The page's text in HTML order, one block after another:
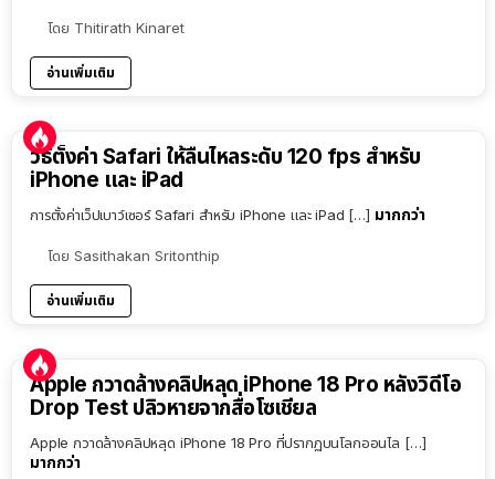
โดย Thitirath Kinaret
อ่านเพิ่มเติม
วิธีตั้งค่า Safari ให้ลื่นไหลระดับ 120 fps สำหรับ
iPhone และ iPad
การตั้งค่าเว็ปเบาว์เซอร์ Safari สำหรับ iPhone และ iPad […] มากกว่า
โดย Sasithakan Sritonthip
อ่านเพิ่มเติม
Apple กวาดล้างคลิปหลุด iPhone 18 Pro หลังวิดีโอ
Drop Test ปลิวหายจากสื่อโซเชียล
Apple กวาดล้างคลิปหลุด iPhone 18 Pro ที่ปรากฏบนโลกออนไล […]
มากกว่า